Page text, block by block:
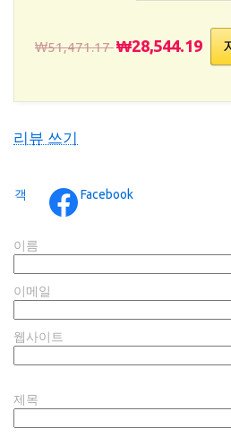
₩51,471.17₩28,544.19
리뷰 쓰기
객 Facebook
이름
이메일
웹사이트
제목